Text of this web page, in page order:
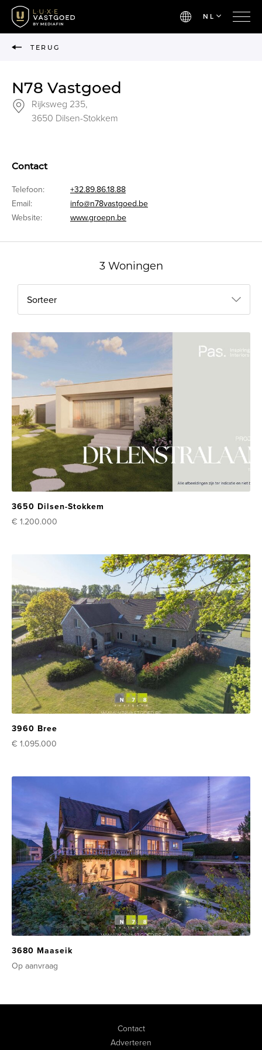
NL
TERUG
N78 Vastgoed
Rijksweg 235,
3650 Dilsen-Stokkem
Contact
Telefoon:
+32.89.86.18.88
Email:
info@n78vastgoed.be
Website:
www.groepn.be
3 Woningen
Sorteer
3650 Dilsen-Stokkem
€ 1.200.000
3960 Bree
€ 1.095.000
3680 Maaseik
Op aanvraag
Contact
Adverteren